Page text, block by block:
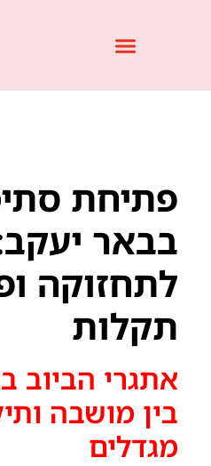
פתיחת
בבאר
לתחזוקה
תקלות
אתגרי הביוב
בין מושבה
מגדלים